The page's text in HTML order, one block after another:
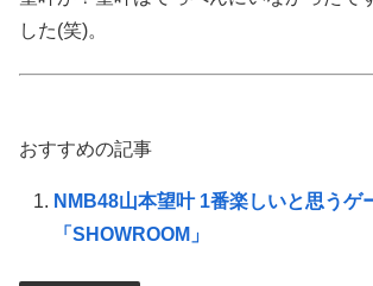
した(笑)。
おすすめの記事
NMB48山本望叶 1番楽しいと思うゲ
「SHOWROOM」